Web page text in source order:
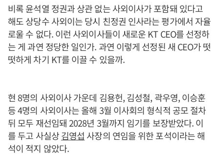
비록 윤석열 정권과 상관 없는 사외이사가 포함돼 있다고
해도 상당수 사외이는 당시 친정권 인사라는 평가에서 자율
로울 수 없다. 이런 사외이사들이 새로운 KT CEO를 선정하
는 게 과연 정당한 일인가. 과연 이렇게 선정된 새 CEO가 떳
떳하게 차기 KT를 이끌 수 있을까.
현 8명의 사외이사 가운데 김용헌, 김성철, 곽우영, 이승훈
등 4명의 사외이사는 올해 3월 이사회의 형식적 공모 절차
뒤 모두 재선임돼 2028년 3월까지 임기를 보장받았다. 이
를 두고 사실상김영섭 사장의 연임을 위한 포석이라는 해
석이 적지 않았다.